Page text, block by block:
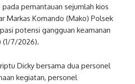
pemantauan sejumlah kios
Markas Komando (Mako) Polsek
potensi gangguan keamanan
(1/7/2026).
Dicky bersama dua personel
kegiatan, personel